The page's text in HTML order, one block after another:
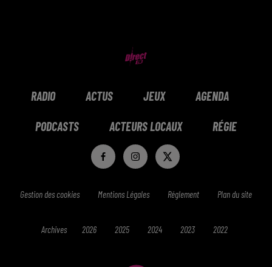
RADIO ACTUS JEUX AGENDA
PODCASTS ACTEURS LOCAUX RÉGIE
Gestion des cookies Mentions Légales Réglement Plan du site
Archives 2026 2025 2024 2023 2022